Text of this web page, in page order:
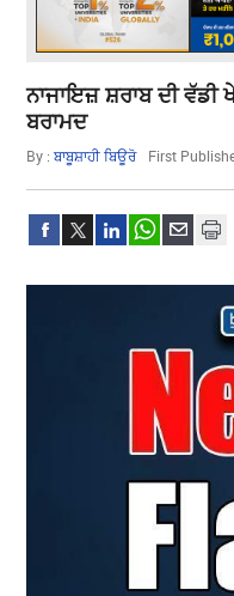
ਨਾਜਾਇਜ਼ ਸ਼ਰਾਬ ਦੀ
ਬਰਾਮਦ
By :ਬਾਬੂਸ਼ਾਹੀ ਬਿਊਰੋ First